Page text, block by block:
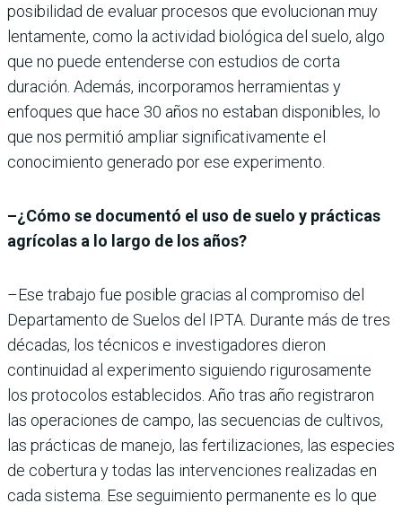
posibilidad de evaluar procesos que evolucionan muy
lentamente, como la actividad biológica del suelo, algo
que no puede entenderse con estudios de corta
duración. Además, incorporamos herramientas y
enfoques que hace 30 años no estaban disponibles, lo
que nos permitió ampliar significativamente el
conocimiento generado por ese experimento.
–¿Cómo se documentó el uso de suelo y prácticas
agrícolas a lo largo de los años?
–Ese trabajo fue posible gracias al compromiso del
Departamento de Suelos del IPTA. Durante más de tres
décadas, los técnicos e investigadores dieron
continuidad al experimento siguiendo rigurosamente
los protocolos establecidos. Año tras año registraron
las operaciones de campo, las secuencias de cultivos,
las prácticas de manejo, las fertilizaciones, las especies
de cobertura y todas las intervenciones realizadas en
cada sistema. Ese seguimiento permanente es lo que